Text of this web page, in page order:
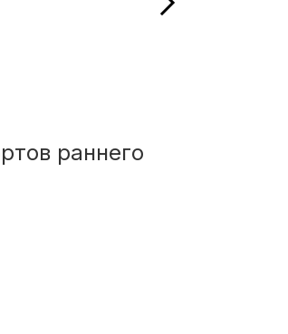
раннего